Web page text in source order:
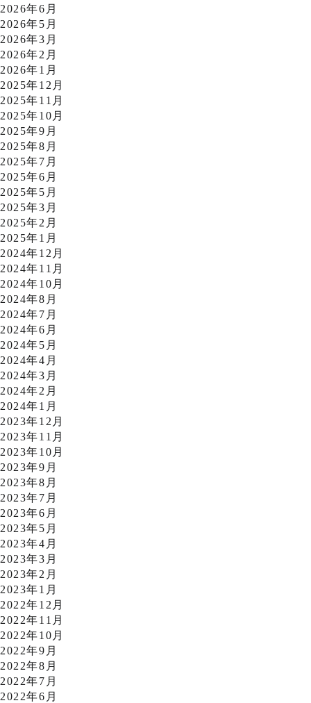
2026年6月
2026年5月
2026年3月
2026年2月
2026年1月
2025年12月
2025年11月
2025年10月
2025年9月
2025年8月
2025年7月
2025年6月
2025年5月
2025年3月
2025年2月
2025年1月
2024年12月
2024年11月
2024年10月
2024年8月
2024年7月
2024年6月
2024年5月
2024年4月
2024年3月
2024年2月
2024年1月
2023年12月
2023年11月
2023年10月
2023年9月
2023年8月
2023年7月
2023年6月
2023年5月
2023年4月
2023年3月
2023年2月
2023年1月
2022年12月
2022年11月
2022年10月
2022年9月
2022年8月
2022年7月
2022年6月